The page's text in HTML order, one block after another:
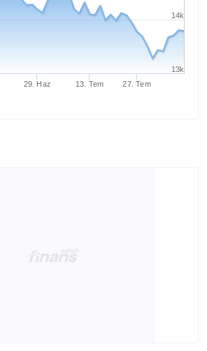
29. Haz 13. Tem 27. Tem
13k
14k